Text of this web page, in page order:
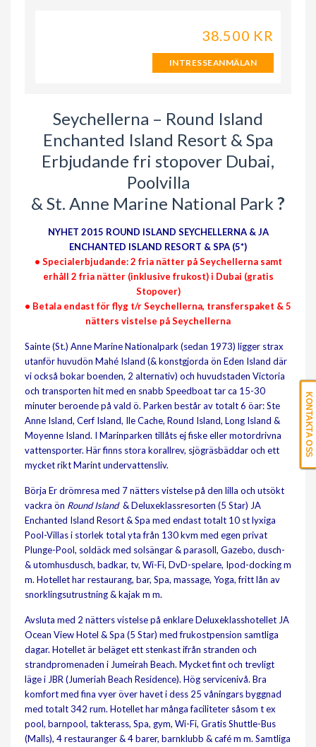
38.500 KR
INTRESSEANMÄLAN
Seychellerna – Round Island
Enchanted Island Resort & Spa
Erbjudande fri stopover Dubai,
Poolvilla
& St. Anne Marine National Park ?
NYHET 2015 ROUND ISLAND SEYCHELLERNA & JA
ENCHANTED ISLAND RESORT & SPA (5*)
• Specialerbjudande: 2 fria nätter på Seychellerna samt
erhåll 2 fria nätter (inklusive frukost) i Dubai (gratis
Stopover)
• Betala endast för flyg t/r Seychellerna, transferspaket & 5
nätters vistelse på Seychellerna
Sainte (St.) Anne Marine Nationalpark (sedan 1973) ligger strax
utanför huvudön Mahé Island (& konstgjorda ön Eden Island där
vi också bokar boenden, 2 alternativ) och huvudstaden Victoria
och transporten hit med en snabb Speedboat tar ca 15-30
minuter beroende på vald ö. Parken består av totalt 6 öar: Ste
Anne Island, Cerf Island, Ile Cache, Round Island, Long Island &
Moyenne Island. I Marinparken tillåts ej fiske eller motordrivna
vattensporter. Här finns stora korallrev, sjögräsbäddar och ett
mycket rikt Marint undervattensliv.
Börja Er drömresa med 7 nätters vistelse på den lilla och utsökt
vackra ön Round Island& Deluxeklassresorten (5 Star) JA
Enchanted Island Resort & Spa med endast totalt 10 st lyxiga
Pool-Villas i storlek total yta från 130 kvm med egen privat
Plunge-Pool, soldäck med solsängar & parasoll, Gazebo, dusch-
& utomhusdusch, badkar, tv, Wi-Fi, DvD-spelare, Ipod-docking m
m. Hotellet har restaurang, bar, Spa, massage, Yoga, fritt lån av
snorklingsutrustning & kajak m m.
Avsluta med 2 nätters vistelse på enklare Deluxeklasshotellet JA
Ocean View Hotel & Spa (5 Star) med frukostpension samtliga
dagar. Hotellet är beläget ett stenkast ifrån stranden och
strandpromenaden i Jumeirah Beach. Mycket fint och trevligt
läge i JBR (Jumeriah Beach Residence). Hög servicenivå. Bra
komfort med fina vyer över havet i dess 25 våningars byggnad
med totalt 342 rum. Hotellet har många faciliteter såsom t ex
pool, barnpool, takterass, Spa, gym, Wi-Fi, Gratis Shuttle-Bus
(Malls), 4 restauranger & 4 barer, barnklubb & café m m. Samtliga
KONTAKTA OSS